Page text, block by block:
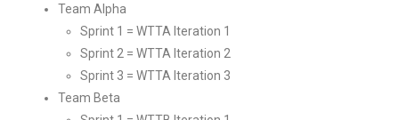
Team Alpha
Sprint 1 = WTTA Iteration 1
Sprint 2 = WTTA Iteration 2
Sprint 3 = WTTA Iteration 3
Team Beta